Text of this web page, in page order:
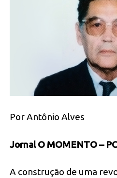
Por Antônio Alves
Jornal O MOMENTO –
A construção de uma